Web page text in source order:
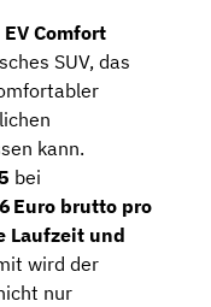
EV Comfort
SUV, das
kann.
bei
Euro brutto pro
Laufzeit und
wird der
nur